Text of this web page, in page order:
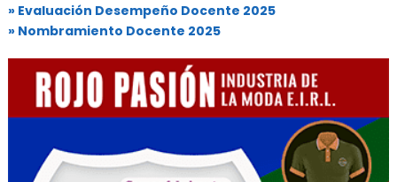
» Evaluación Desempeño Docente 2025
» Nombramiento Docente 2025